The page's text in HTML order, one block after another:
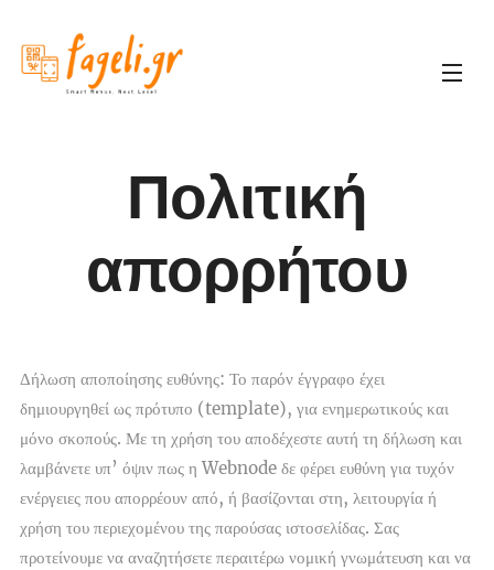
Πολιτική
απορρήτου
Δήλωση αποποίησης ευθύνης: Το παρόν έγγραφο έχει
δημιουργηθεί ως πρότυπο (template), για ενημερωτικούς και
μόνο σκοπούς. Με τη χρήση του αποδέχεστε αυτή τη δήλωση και
λαμβάνετε υπ’ όψιν πως η Webnode δε φέρει ευθύνη για τυχόν
ενέργειες που απορρέουν από, ή βασίζονται στη, λειτουργία ή
χρήση του περιεχομένου της παρούσας ιστοσελίδας. Σας
προτείνουμε να αναζητήσετε περαιτέρω νομική γνωμάτευση και να